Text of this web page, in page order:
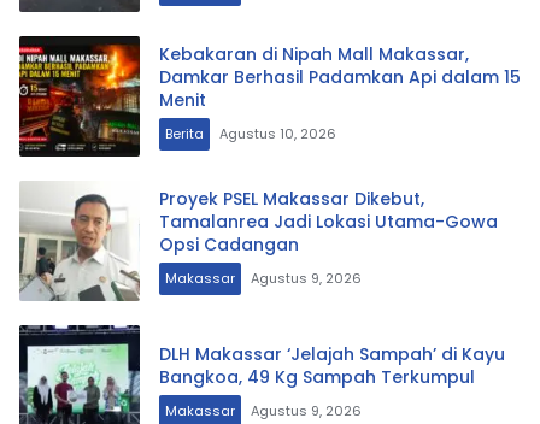
Kebakaran di Nipah Mall Makassar,
Damkar Berhasil Padamkan Api dalam 15
Menit
Berita Agustus 10, 2026
Proyek PSEL Makassar Dikebut,
Tamalanrea Jadi Lokasi Utama-Gowa
Opsi Cadangan
Makassar Agustus 9, 2026
DLH Makassar ‘Jelajah Sampah’ di Kayu
Bangkoa, 49 Kg Sampah Terkumpul
Makassar Agustus 9, 2026